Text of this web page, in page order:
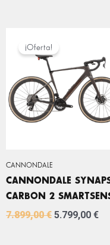
CANNONDALE
¡Oferta!
CANNONDALE
CARBON 2
7.899,00€
ORIGINAL
ERA:
7.899,00 €.
5.799,00 €
ES: